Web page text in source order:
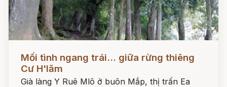
Đọc ngay
Mối tình ngang trái... giữa rừng thiêng
Cư H'lăm
Già làng Y Ruê Mlô ở buôn Mắp, thị trấn Ea